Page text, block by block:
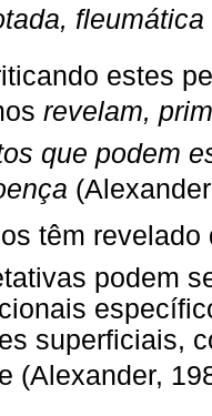
fleumática
estes
revelam,
que podem
têm revelado
podem
superficiais,
(Alexander,